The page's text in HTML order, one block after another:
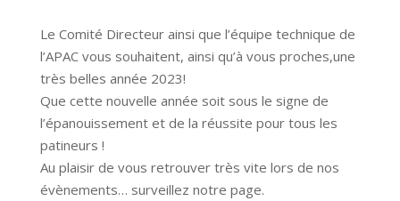
Le Comité Directeur ainsi que l’équipe technique de
l’APAC vous souhaitent, ainsi qu’à vous proches,une
très belles année 2023!
Que cette nouvelle année soit sous le signe de
l’épanouissement et de la réussite pour tous les
patineurs !
Au plaisir de vous retrouver très vite lors de nos
évènements… surveillez notre page.